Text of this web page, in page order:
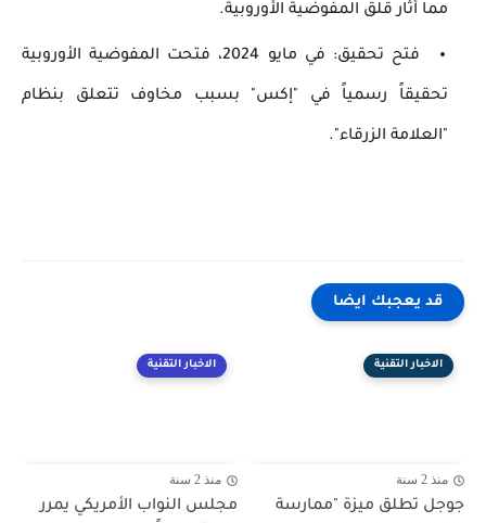
مما أثار قلق المفوضية الأوروبية.
فتح تحقيق : في مايو 2024، فتحت المفوضية الأوروبية
تحقيقاً رسمياً في "إكس" بسبب مخاوف تتعلق بنظام
"العلامة الزرقاء".
قد يعجبك ايضا
الاخبار التقنية
منذ 2 سنة
جوجل تطلق ميزة "ممارسة
الاخبار التقنية
منذ 2 سنة
مجلس النواب الأمريكي يمرر